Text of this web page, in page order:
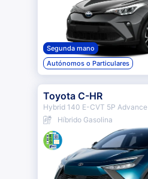
Segunda mano
Autónomos o Particulares
Toyota C-HR
Hybrid 140 E-CVT 5P Advance
Híbrido Gasolina